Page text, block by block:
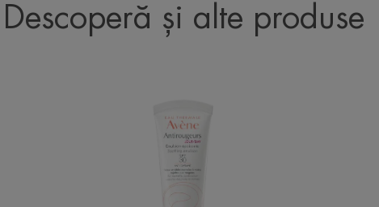
Descoperă și alte produse
calmantă
de
zi
SPF